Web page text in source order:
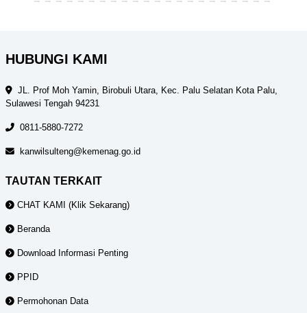
HUBUNGI KAMI
JL. Prof Moh Yamin, Birobuli Utara, Kec. Palu Selatan Kota Palu,
Sulawesi Tengah 94231
0811-5880-7272
kanwilsulteng@kemenag.go.id
TAUTAN TERKAIT
CHAT KAMI (Klik Sekarang)
Beranda
Download Informasi Penting
PPID
Permohonan Data